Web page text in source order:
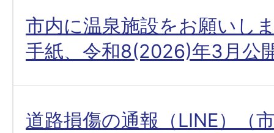
市内に温泉施設をお願いし
手紙、令和8(2026)年3月公
道路損傷の通報（LINE）（